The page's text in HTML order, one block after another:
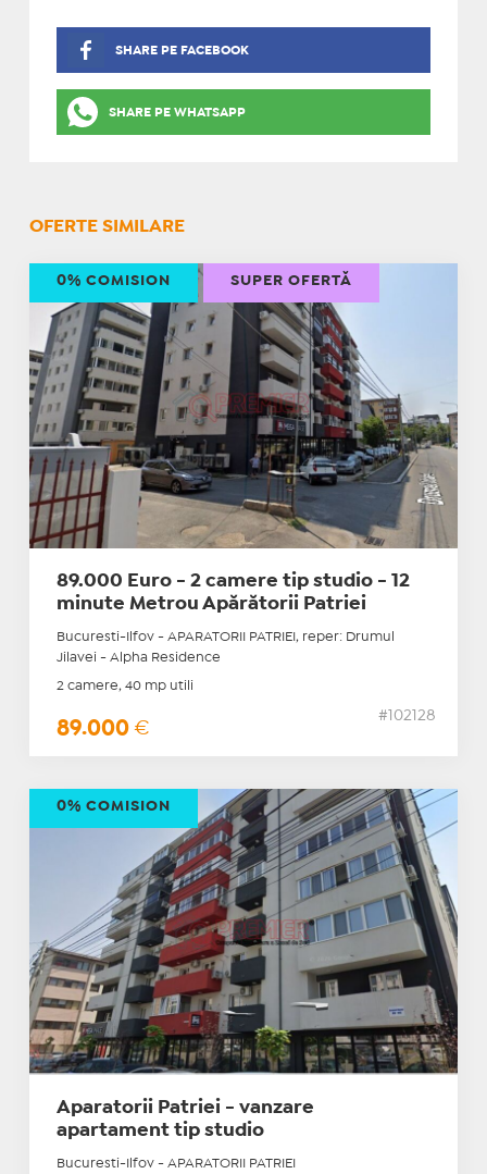
SHARE PE FACEBOOK
SHARE PE WHATSAPP
OFERTE SIMILARE
89.000 Euro - 2 camere tip studio - 12
minute Metrou Apărătorii Patriei
Bucuresti-Ilfov - APARATORII PATRIEI, reper: Drumul
Jilavei - Alpha Residence
2 camere, 40 mp utili
89.000 €
#102128
0% COMISION SUPER OFERTĂ
Aparatorii Patriei - vanzare
apartament tip studio
Bucuresti-Ilfov - APARATORII PATRIEI
0% COMISION